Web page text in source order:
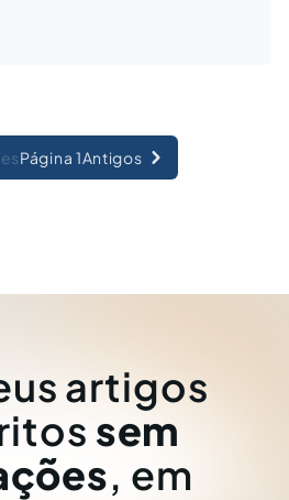
Página 1Antigos
artigos
sem
, em